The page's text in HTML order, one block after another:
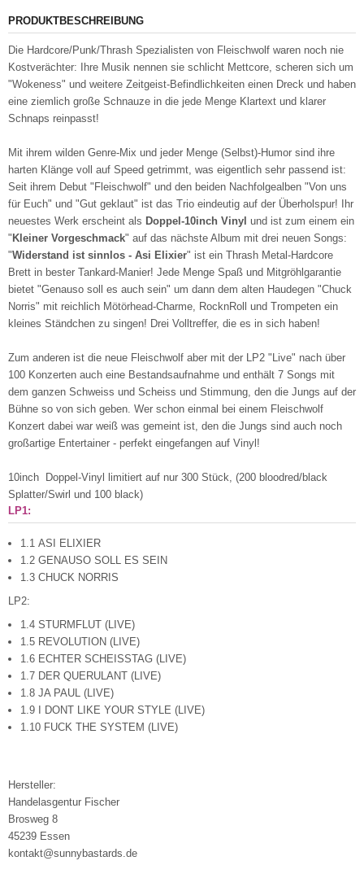
PRODUKTBESCHREIBUNG
Die Hardcore/Punk/Thrash Spezialisten von Fleischwolf waren noch nie
Kostverächter: Ihre Musik nennen sie schlicht Mettcore, scheren sich um
"Wokeness" und weitere Zeitgeist-Befindlichkeiten einen Dreck und haben
eine ziemlich große Schnauze in die jede Menge Klartext und klarer
Schnaps reinpasst!
Mit ihrem wilden Genre-Mix und jeder Menge (Selbst)-Humor sind ihre
harten Klänge voll auf Speed getrimmt, was eigentlich sehr passend ist:
Seit ihrem Debut "Fleischwolf" und den beiden Nachfolgealben "Von uns
für Euch" und "Gut geklaut" ist das Trio eindeutig auf der Überholspur! Ihr
neuestes Werk erscheint als Doppel-10inch Vinyl und ist zum einem ein
" Kleiner Vorgeschmack" auf das nächste Album mit drei neuen Songs:
"Widerstand ist sinnlos - Asi Elixier" ist ein Thrash Metal-Hardcore
Brett in bester Tankard-Manier! Jede Menge Spaß und Mitgröhlgarantie
bietet "Genauso soll es auch sein" um dann dem alten Haudegen "Chuck
Norris" mit reichlich Mötörhead-Charme, RocknRoll und Trompeten ein
kleines Ständchen zu singen! Drei Volltreffer, die es in sich haben!
Zum anderen ist die neue Fleischwolf aber mit der LP2 "Live" nach über
100 Konzerten auch eine Bestandsaufnahme und enthält 7 Songs mit
dem ganzen Schweiss und Scheiss und Stimmung, den die Jungs auf der
Bühne so von sich geben. Wer schon einmal bei einem Fleischwolf
Konzert dabei war weiß was gemeint ist, den die Jungs sind auch noch
großartige Entertainer - perfekt eingefangen auf Vinyl!
10inch Doppel-Vinyl limitiert auf nur 300 Stück, (200 bloodred/black
Splatter/Swirl und 100 black)
LP1:
1.1 ASI ELIXIER
1.2 GENAUSO SOLL ES SEIN
1.3 CHUCK NORRIS
LP2:
1.4 STURMFLUT (LIVE)
1.5 REVOLUTION (LIVE)
1.6 ECHTER SCHEISSTAG (LIVE)
1.7 DER QUERULANT (LIVE)
1.8 JA PAUL (LIVE)
1.9 I DONT LIKE YOUR STYLE (LIVE)
1.10 FUCK THE SYSTEM (LIVE)
Hersteller:
Handelasgentur Fischer
Brosweg 8
45239 Essen
kontakt@sunnybastards.de